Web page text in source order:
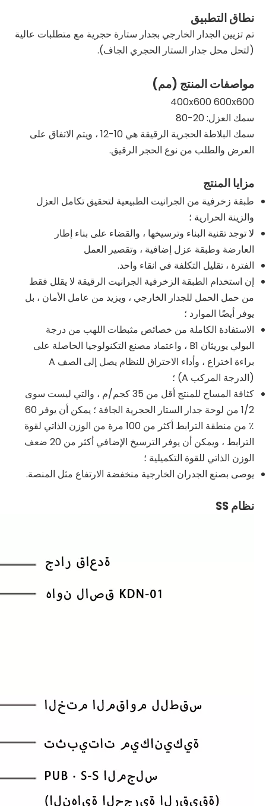
نطاق التطبيق
تم تزيين الجدار الخارجي بجدار ستارة حجرية مع متطلبات عالية
(لتحل محل جدار الستار الحجري الجاف).
مواصفات المنتج (مم)
400x600 600x600
سمك العزل: 20-80
سمك البلاطة الحجرية الرقيقة هي 10-12 ، ويتم الاتفاق على
العرض والطلب من نوع الحجر الرقيق.
مزايا المنتج
طبقة زخرفية من الجرانيت الطبيعية لتحقيق تكامل العزل
والزينة الحرارية ؛
لا توجد تقنية البناء وترسيخها ، والقضاء على بناء إطار
العارضة وطبقة عزل إضافية ، وتقصير العمل
الفترة ، تقليل التكلفة في انقاء واحد.
إن استخدام الطبقة الزخرفية الجرانيت الرقيقة لا يقلل فقط
من حمل الحمل للجدار الخارجي ، ويزيد من عامل الأمان ، بل
يوفر أيضًا الموارد ؛
الاستفادة الكاملة من خصائص مثبطات اللهب من درجة
البولي يوريثان B1 ، واعتماد مصنع التكنولوجيا الحاصلة على
براءة اختراع ، وأداء الاحتراق للنظام يصل إلى الصف A
(الدرجة المركب A) ؛
كثافة المساح للمنتج أقل من 35 كجم/م ، والتي ليست سوى
1/2 من لوحة جدار الستار الحجرية الجافة ؛ يمكن أن يوفر 60
٪ من منطقة الترابط أكثر من 100 مرة من الوزن الذاتي لقوة
الترابط ، ويمكن أن يوفر الترسيخ الإضافي أكثر من 20 ضعف
الوزن الذاتي للقوة التكميلية ؛
يوصى بصنع الجدران الخارجية منخفضة الارتفاع مثل المنصة.
نظام SS